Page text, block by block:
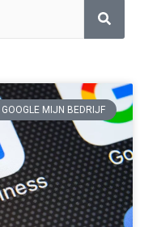
GOOGLE MIJN BEDRIJF